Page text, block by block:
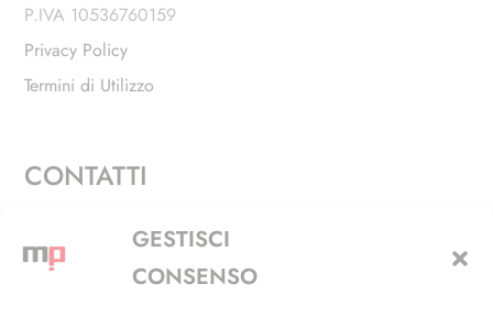
GESTISCI
CONSENSO
P.IVA 10536760159
Privacy Policy
Termini di Utilizzo
CONTATTI
Via Alfieri, 27 - Trezzano Sul Naviglio (MI)
+39 02 4846 3155